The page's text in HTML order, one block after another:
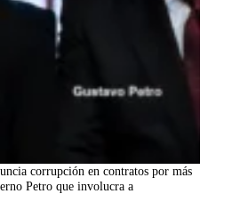
corrupción en contratos por más
Petro que involucra a